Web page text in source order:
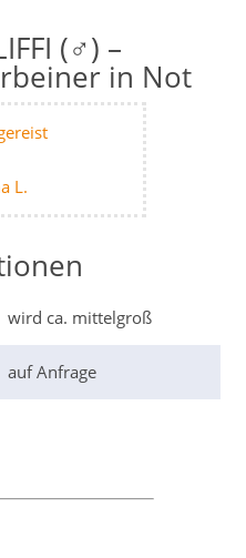
(♂) –
in Not
L.
wird ca. mittelgroß
auf Anfrage